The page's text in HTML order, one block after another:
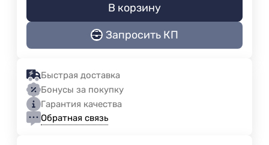
В корзину
Запросить КП
Быстрая доставка
Бонусы за покупку
Гарантия качества
Обратная связь